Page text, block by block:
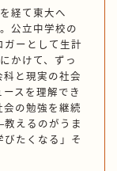
経て東大へ
公立中学校の
ガーとして生計
かけて、ずっ
科と現実の社会
スを理解でき
の勉強を継続
えるのがうま
たくなる」そ